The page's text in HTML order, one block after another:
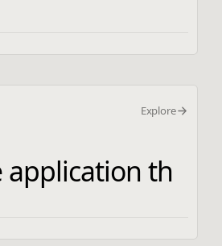
Explore
application th